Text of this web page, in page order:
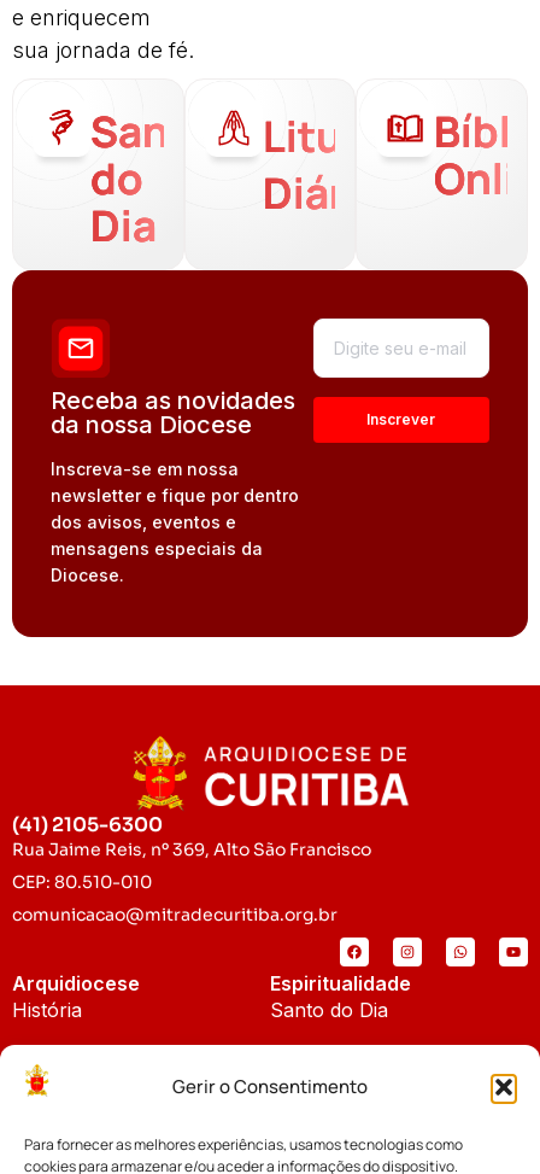
Gerir o Consentimento
Para fornecer as melhores experiências, usamos tecnologias como
cookies para armazenar e/ou aceder a informações do dispositivo.
e enriquecem
sua jornada de fé.
Santo
do
Dia
Liturgia
Diária
Receba as novidades
da nossa Diocese
Inscreva-se em nossa
newsletter e fique por dentro
dos avisos, eventos e
mensagens especiais da
Diocese.
(41) 2105-6300
Rua Jaime Reis, nº 369, Alto São Francisco
CEP: 80.510-010
comunicacao@mitradecuritiba.org.br
Arquidiocese
História
Padroeira
Espiritualidade
Santo do Dia
Notícias
Cúria Diocesana